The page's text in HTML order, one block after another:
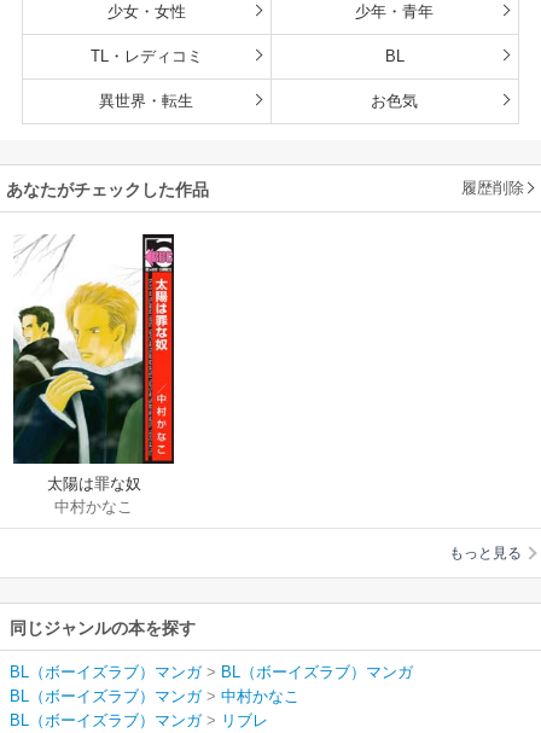
少女・女性 少年・青年
TL・レディコミ BL
異世界・転生 お色気
あなたがチェックした作品 履歴削除
太陽は罪な奴
中村かなこ
もっと見る
同じジャンルの本を探す
BL（ボーイズラブ）マンガ> BL（ボーイズラブ）マンガ
BL（ボーイズラブ）マンガ> 中村かなこ
BL（ボーイズラブ）マンガ> リブレ